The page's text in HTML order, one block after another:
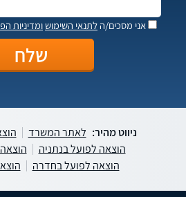
אני מסכים/הלתנאי השימושומדיניות
ניווט מהיר: לאתר המשרד
הוצאה לפועל בנתניה
הוצאה לפועל בחדרה